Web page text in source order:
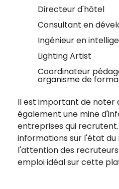
Directeur d'hôtel
Consultant en
Ingénieur en
Lighting Artist
Coordinateur
organisme de
Il est important de noter
également une mine
entreprises qui
informations sur l'état
l'attention des
emploi idéal sur cette